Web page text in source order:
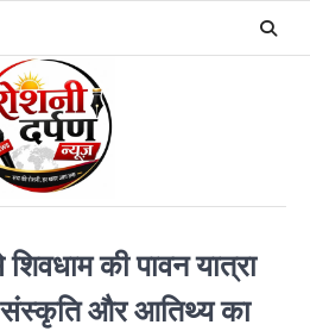
की पावन यात्रा
संस्कृति और आतिथ्य का